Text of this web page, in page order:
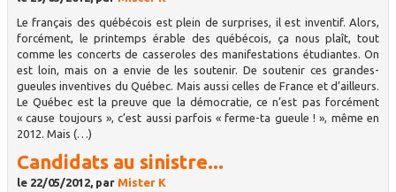
Le français des québécois est plein de surprises, il est inventif. Alors,
forcément, le printemps érable des québécois, ça nous plaît, tout
comme les concerts de casseroles des manifestations étudiantes. On
est loin, mais on a envie de les soutenir. De soutenir ces grandes-
gueules inventives du Québec. Mais aussi celles de France et d’ailleurs.
Le Québec est la preuve que la démocratie, ce n’est pas forcément
« cause toujours », c’est aussi parfois « ferme-ta gueule ! », même en
2012. Mais (…)
Candidats au sinistre...
le 22/05/2012, par Mister K